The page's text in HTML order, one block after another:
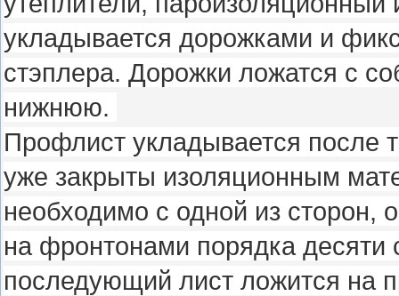
укладывается дорожками и
стэплера. Дорожки ложатся с
нижнюю.
Профлист укладывается после
уже закрыты изоляционным
необходимо с одной из сторон,
на фронтонами порядка десяти
последующий лист ложится на